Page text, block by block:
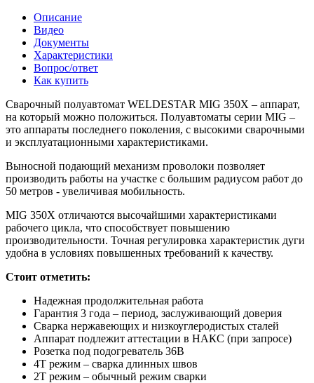
Описание
Видео
Документы
Характеристики
Вопрос/ответ
Как купить
Сварочный полуавтомат WELDESTAR MIG 350X – аппарат,
на который можно положиться. Полуавтоматы серии MIG –
это аппараты последнего поколения, с высокими сварочными
и эксплуатационными характеристиками.
Выносной подающий механизм проволоки позволяет
производить работы на участке с большим радиусом работ до
50 метров - увеличивая мобильность.
MIG 350X отличаются высочайшими характеристиками
рабочего цикла, что способствует повышению
производительности. Точная регулировка характеристик дуги
удобна в условиях повышенных требований к качеству.
Стоит отметить:
Надежная продолжительная работа
Гарантия 3 года – период, заслуживающий доверия
Сварка нержавеющих и низкоуглеродистых сталей
Аппарат подлежит аттестации в НАКС (при запросе)
Розетка под подогреватель 36В
4Т режим – сварка длинных швов
2Т режим – обычный режим сварки